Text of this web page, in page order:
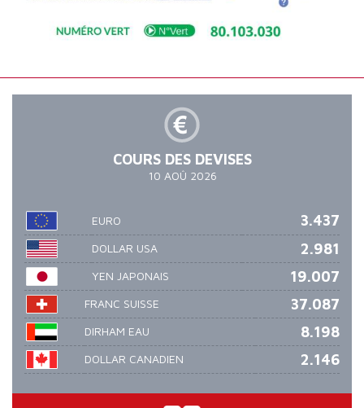
COURS DES DEVISES
10 AOÛ 2026
EURO 3.437
DOLLAR USA 2.981
YEN JAPONAIS 19.007
FRANC SUISSE 37.087
DIRHAM EAU 8.198
DOLLAR CANADIEN 2.146